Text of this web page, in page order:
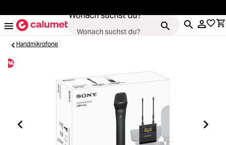
Wonach suchst du?
Kameras
Objektive
Loading...
Video & Drohnen
Handmikrofone
%